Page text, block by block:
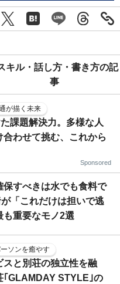
キル・話し方・書き方の記
事
が描く未来
課題解決力。多様な人
合わせて挑む、これから
Sponsored
保すべきは水でも食料で
「これだけは担いで逃
も重要なモノ2選
ソンを癒やす
スと別荘の独立性を融
GLAMDAY STYLE｣の